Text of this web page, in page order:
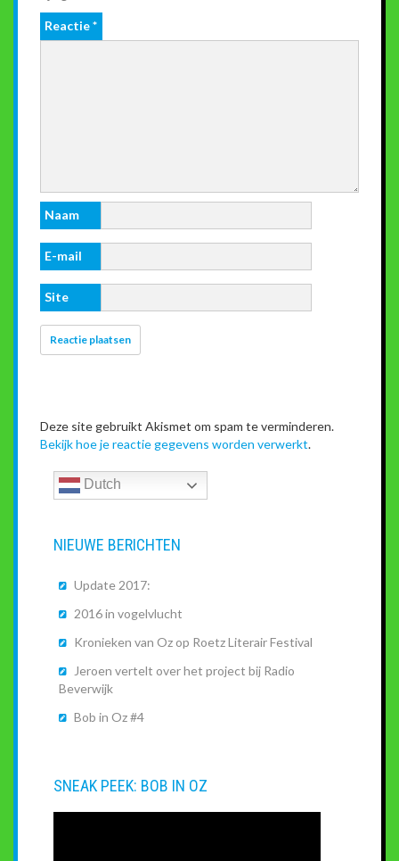
Reactie*
Naam
E-mail
Site
Deze site gebruikt Akismet om spam te verminderen.
Bekijk hoe je reactie gegevens worden verwerkt.
Dutch
NIEUWE BERICHTEN
Update 2017:
2016 in vogelvlucht
Kronieken van Oz op Roetz Literair Festival
Jeroen vertelt over het project bij Radio
Beverwijk
Bob in Oz #4
SNEAK PEEK: BOB IN OZ